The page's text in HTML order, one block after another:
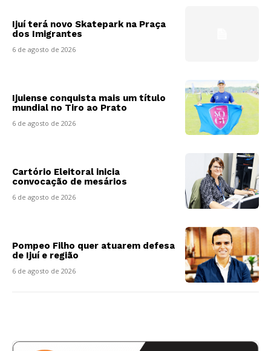
Ijuí terá novo Skatepark na Praça
dos Imigrantes
6 de agosto de 2026
Ijuiense conquista mais um título
mundial no Tiro ao Prato
6 de agosto de 2026
Cartório Eleitoral inicia
convocação de mesários
6 de agosto de 2026
Pompeo Filho quer atuarem defesa
de Ijuí e região
6 de agosto de 2026